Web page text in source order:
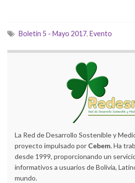
Boletín 5 - Mayo 2017, Evento
La Red de Desarrollo Sostenible y
proyecto impulsado por Cebem. Ha
desde 1999, proporcionando un
informativos a usuarios de Bolivia,
mundo.